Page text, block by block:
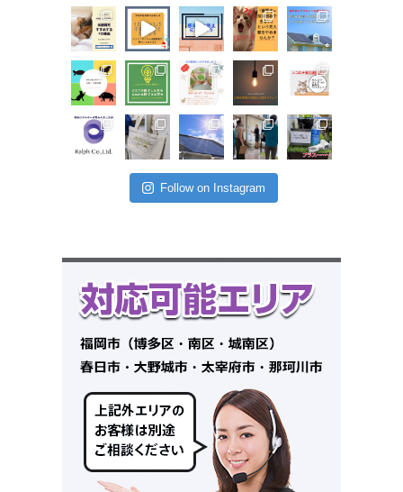
Follow on Instagram